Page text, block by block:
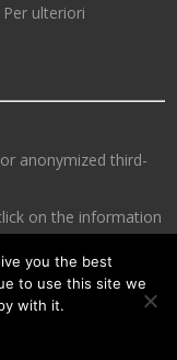
ulteriori
anonymized third-
on the information
you the best
to use this site we
with it.